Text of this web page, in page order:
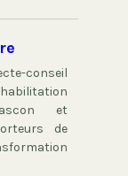
conseil
et
de